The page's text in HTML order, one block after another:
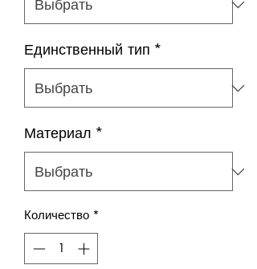
Единственный тип *
Материал *
Количество *